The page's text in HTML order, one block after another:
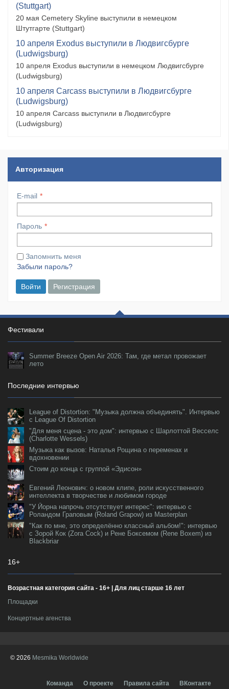
(Stuttgart)
20 мая Cemetery Skyline выступили в немецком
Штутгарте (Stuttgart)
10 апреля Exodus выступили в Людвигсбурге
(Ludwigsburg)
10 апреля Exodus выступили в немецком Людвигсбурге
(Ludwigsburg)
10 апреля Carcass выступили в Людвигсбурге
(Ludwigsburg)
10 апреля Carcass выступили в Людвигсбурге
(Ludwigsburg)
Авторизация
E-mail
Пароль
Запомнить меня
Забыли пароль?
Войти Регистрация
Фестивали
Summer Breeze Open Air 2026: Там, где метал провожает
лето
Последние интервью
League of Distortion: "Музыка должна объединять". Интервью
с League Of Distortion
"Для меня сцена - это дом": интервью с Шарлоттой Весселс
(Charlotte Wessels)
Музыка как вызов: Наталья Рощина о переменах и
вдохновении
Стоим до конца с группой «Эдисон»
Евгений Леонович: о новом клипе, роли искусственного
интеллекта в творчестве и любимом городе
"У Йорна напрочь отсутствует интерес": интервью с
Роландом Граповым (Roland Grapow) из Masterplan
"Как по мне, это определённо классный альбом!": интервью
с Зорой Кок (Zora Cock) и Рене Боксемом (Rene Boxem) из
Blackbriar
16+
Возрастная категория сайта - 16+ | Для лиц старше 16 лет
Площадки
Концертные агенства
© 2026 Mesmika Worldwide
Команда О проекте Правила сайта ВКонтакте